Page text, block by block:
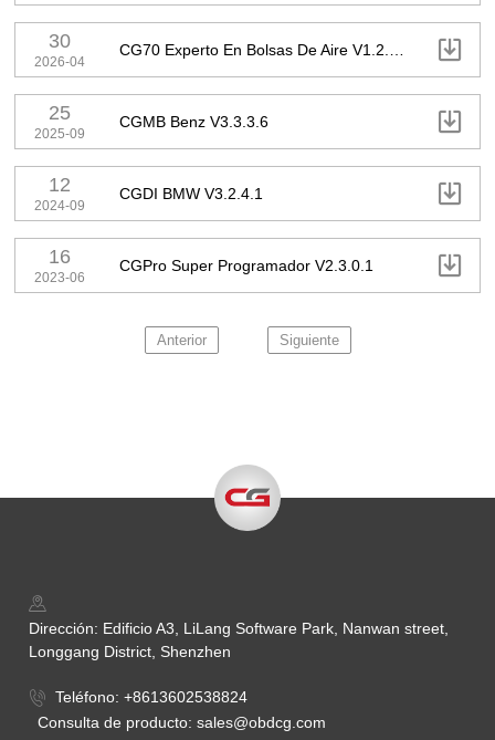
30
2026-04 
25
2025-09
CGMB Benz V3.3.3.6 
12
2024-09
CGDI BMW V3.2.4.1 
16
2023-06
CGPro Super Programador V2.3.0.1 
Anterior Siguiente
Dirección: Edificio A3, LiLang Software Park, Nanwan street,
Longgang District, Shenzhen
Teléfono: +8613602538824
Consulta de producto: sales@obdcg.com